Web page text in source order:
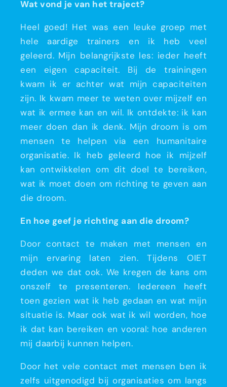
Wat vond je van het traject?
Heel goed! Het was een leuke groep met
hele aardige trainers en ik heb veel
geleerd. Mijn belangrijkste les: ieder heeft
een eigen capaciteit. Bij de trainingen
kwam ik er achter wat mijn capaciteiten
zijn. Ik kwam meer te weten over mijzelf en
wat ik ermee kan en wil. Ik ontdekte: ik kan
meer doen dan ik denk. Mijn droom is om
mensen te helpen via een humanitaire
organisatie. Ik heb geleerd hoe ik mijzelf
kan ontwikkelen om dit doel te bereiken,
wat ik moet doen om richting te geven aan
die droom.
En hoe geef je richting aan die droom?
Door contact te maken met mensen en
mijn ervaring laten zien. Tijdens OIET
deden we dat ook. We kregen de kans om
onszelf te presenteren. Iedereen heeft
toen gezien wat ik heb gedaan en wat mijn
situatie is. Maar ook wat ik wil worden, hoe
ik dat kan bereiken en vooral: hoe anderen
mij daarbij kunnen helpen.
Door het vele contact met mensen ben ik
zelfs uitgenodigd bij organisaties om langs